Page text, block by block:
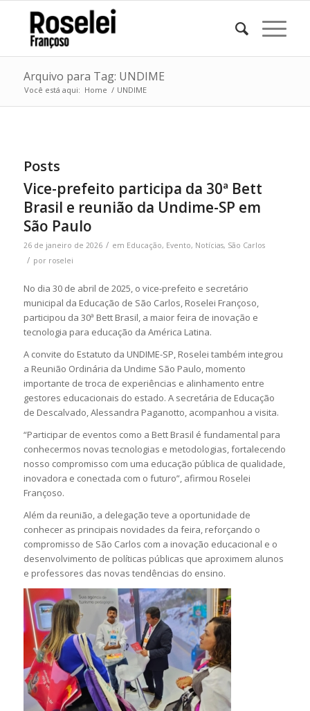
Arquivo para Tag: UNDIME
Você está aqui: Home / UNDIME
Posts
Vice-prefeito participa da 30ª Bett
Brasil e reunião da Undime-SP em
São Paulo
26 de janeiro de 2026 / em Educação, Evento, Notícias, São Carlos
/ por roselei
No dia 30 de abril de 2025, o vice-prefeito e secretário
municipal da Educação de São Carlos, Roselei Françoso,
participou da 30ª Bett Brasil, a maior feira de inovação e
tecnologia para educação da América Latina.
A convite do Estatuto da UNDIME-SP, Roselei também integrou
a Reunião Ordinária da Undime São Paulo, momento
importante de troca de experiências e alinhamento entre
gestores educacionais do estado. A secretária de Educação
de Descalvado, Alessandra Paganotto, acompanhou a visita.
“Participar de eventos como a Bett Brasil é fundamental para
conhecermos novas tecnologias e metodologias, fortalecendo
nosso compromisso com uma educação pública de qualidade,
inovadora e conectada com o futuro”, afirmou Roselei
Françoso.
Além da reunião, a delegação teve a oportunidade de
conhecer as principais novidades da feira, reforçando o
compromisso de São Carlos com a inovação educacional e o
desenvolvimento de políticas públicas que aproximem alunos
e professores das novas tendências do ensino.